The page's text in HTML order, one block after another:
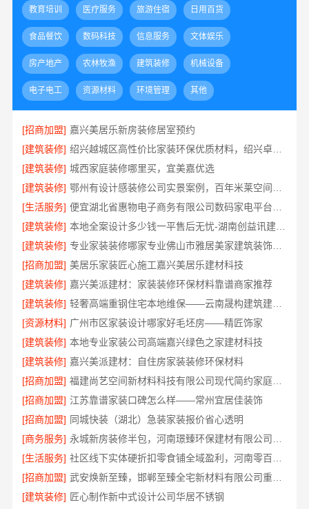
教育培训 医疗服务 旅游住宿 日用百货
食品餐饮 数码科技 信息服务 文体娱乐
房产地产 农林牧渔 建筑装修 机械设备
电子电工 资源材料 环境管理 其他
[招商加盟] 嘉兴美居乐新房装修居室预约
[建筑装修]
绍兴越城区高性价比家装环保优质材料，绍兴卓鑫装饰材料有限公司品质之选
[建筑装修] 城西家庭装修哪里买，宜美嘉优选
[建筑装修]
[生活服务]
[建筑装修]
本地全案设计多少钱一平售后无忧-湖南创益讯建筑有限公司
[建筑装修]
专业家装装修哪家专业佛山市雅居美家建筑装饰工程有限公司
[招商加盟] 美居乐家装匠心施工嘉兴美居乐建材科技
[建筑装修] 嘉兴美派建材：家装装修环保材料靠谱商家推荐
[建筑装修]
轻奢高端重钢住宅本地维保——云南晟构建筑建材有限公司
[资源材料] 广州市区家装设计哪家好毛坯房——精匠饰家
[建筑装修] 本地专业家装公司高端嘉兴绿色之家建材科技
[建筑装修] 嘉兴美派建材：自住房家装装修环保材料
[招商加盟]
福建尚艺空间新材料科技有限公司现代简约家庭装修免费设计整体落地
[招商加盟] 江苏靠谱家装口碑怎么样——常州宜居佳装饰
[招商加盟] 同城快装（湖北）急装家装报价省心透明
[商务服务]
[生活服务]
[招商加盟]
武安焕新至臻，邯郸至臻全宅新材料有限公司重塑家居美学
[建筑装修] 匠心制作新中式设计公司华居不锈钢